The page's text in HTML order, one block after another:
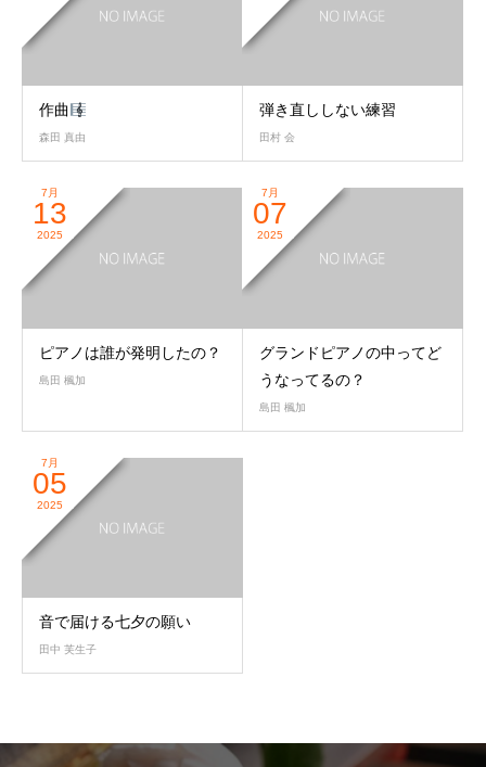
作曲
森田 真由
弾き直ししない練習
田村 会
7月
13
2025
ピアノは誰が発明したの？
島田 楓加
7月
07
2025
グランドピアノの中ってど
うなってるの？
島田 楓加
7月
05
2025
音で届ける七夕の願い
田中 芙生子